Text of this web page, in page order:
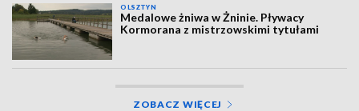
OLSZTYN
Medalowe żniwa w Żninie. Pływacy
Kormorana z mistrzowskimi tytułami
ZOBACZ WIĘCEJ